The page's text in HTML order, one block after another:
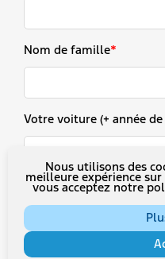
Nom de famille*
Votre voiture (+ année
E-mail *
Nous utilisons des
meilleure expérience
vous acceptez notre